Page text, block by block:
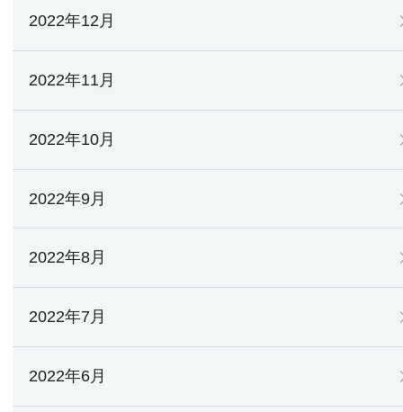
2022年12月
2022年11月
2022年10月
2022年9月
2022年8月
2022年7月
2022年6月